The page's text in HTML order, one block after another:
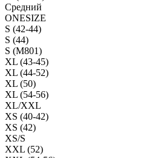
Средний
ONESIZE
S (42-44)
S (44)
S (M801)
XL (43-45)
XL (44-52)
XL (50)
XL (54-56)
XL/XXL
XS (40-42)
XS (42)
XS/S
XXL (52)